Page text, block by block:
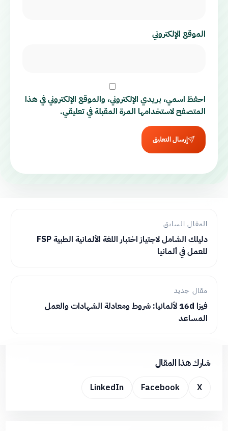
الموقع الإلكتروني
احفظ اسمي، بريدي الإلكتروني، والموقع الإلكتروني في هذا
المتصفح لاستخدامها المرة المقبلة في تعليقي.
إرسال التعليق
المقال السابق
دليلك الشامل لاجتياز اختبار اللغة الألمانية الطبية FSP
للعمل في ألمانيا
مقال جديد
فيزا 16d لألمانيا: شروط ومعادلة الشهادات والعمل
المساعد
شارك هذا المقال
X
Facebook
LinkedIn